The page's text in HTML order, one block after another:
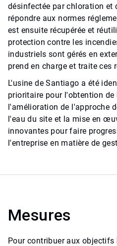
désinfectée par chloration
répondre aux normes
est ensuite récupérée et
protection contre les
industriels sont gérés en
prend en charge et traite ces
L'usine de Santiago ​​​​​a été
prioritaire pour l'obtention de
l'amélioration de l'approche
l'eau du site et la mise en
innovantes pour faire
l'entreprise en matière de
Mesures
Pour contribuer aux objectifs